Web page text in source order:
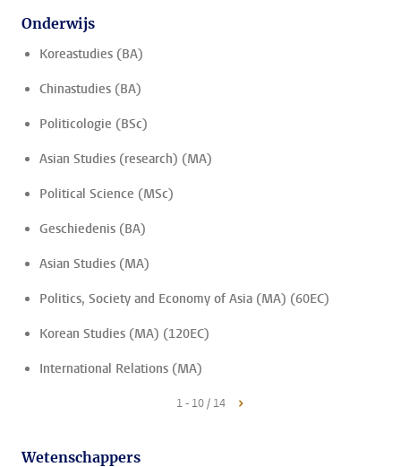
Onderwijs
Koreastudies (BA)
Chinastudies (BA)
Politicologie (BSc)
Asian Studies (research) (MA)
Political Science (MSc)
Geschiedenis (BA)
Asian Studies (MA)
Politics, Society and Economy of Asia (MA) (60EC)
Korean Studies (MA) (120EC)
International Relations (MA)
1 - 10 / 14
Wetenschappers